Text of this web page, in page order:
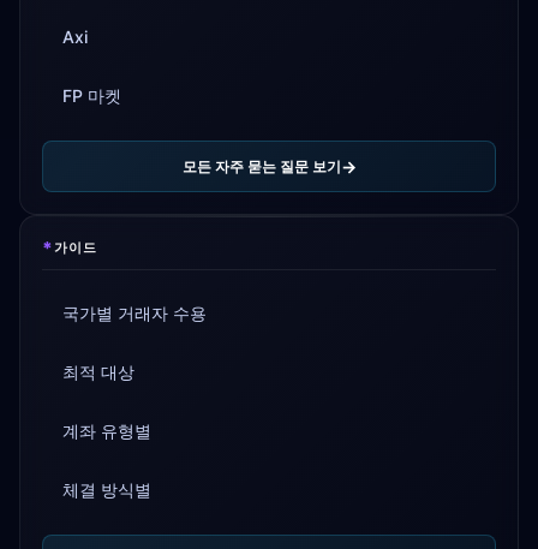
Axi
FP 마켓
모든 자주 묻는 질문 보기
*가이드
국가별 거래자 수용
최적 대상
계좌 유형별
체결 방식별